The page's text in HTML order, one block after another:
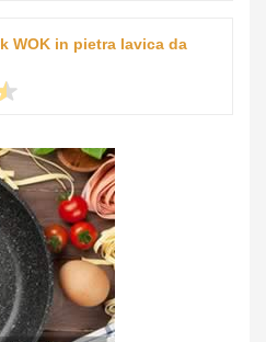
WOK in pietra lavica da